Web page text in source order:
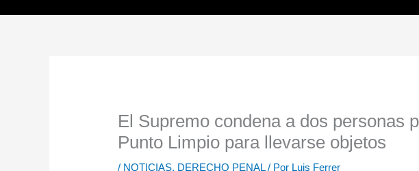
El Supremo condena a dos personas
Punto Limpio para llevarse objetos
/ NOTICIAS, DERECHO PENAL/ Por Luis Ferrer